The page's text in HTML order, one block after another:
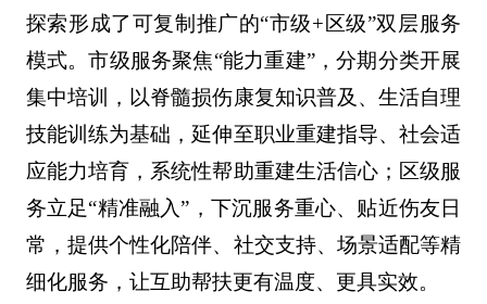
探索形成了可复制推广的“市级+区级”双层服务
模式。市级服务聚焦“能力重建”，分期分类开展
集中培训，以脊髓损伤康复知识普及、生活自理
技能训练为基础，延伸至职业重建指导、社会适
应能力培育，系统性帮助重建生活信心；区级服
务立足“精准融入”，下沉服务重心、贴近伤友日
常，提供个性化陪伴、社交支持、场景适配等精
细化服务，让互助帮扶更有温度、更具实效。